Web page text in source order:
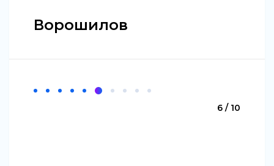
Ворошилов
6 / 10